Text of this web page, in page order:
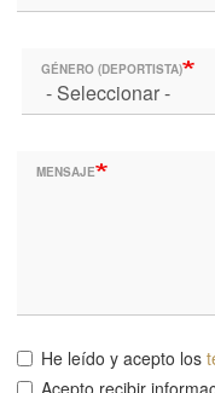
GÉNERO (DEPORTISTA)
MENSAJE
He leído y acepto los
Acepto recibir